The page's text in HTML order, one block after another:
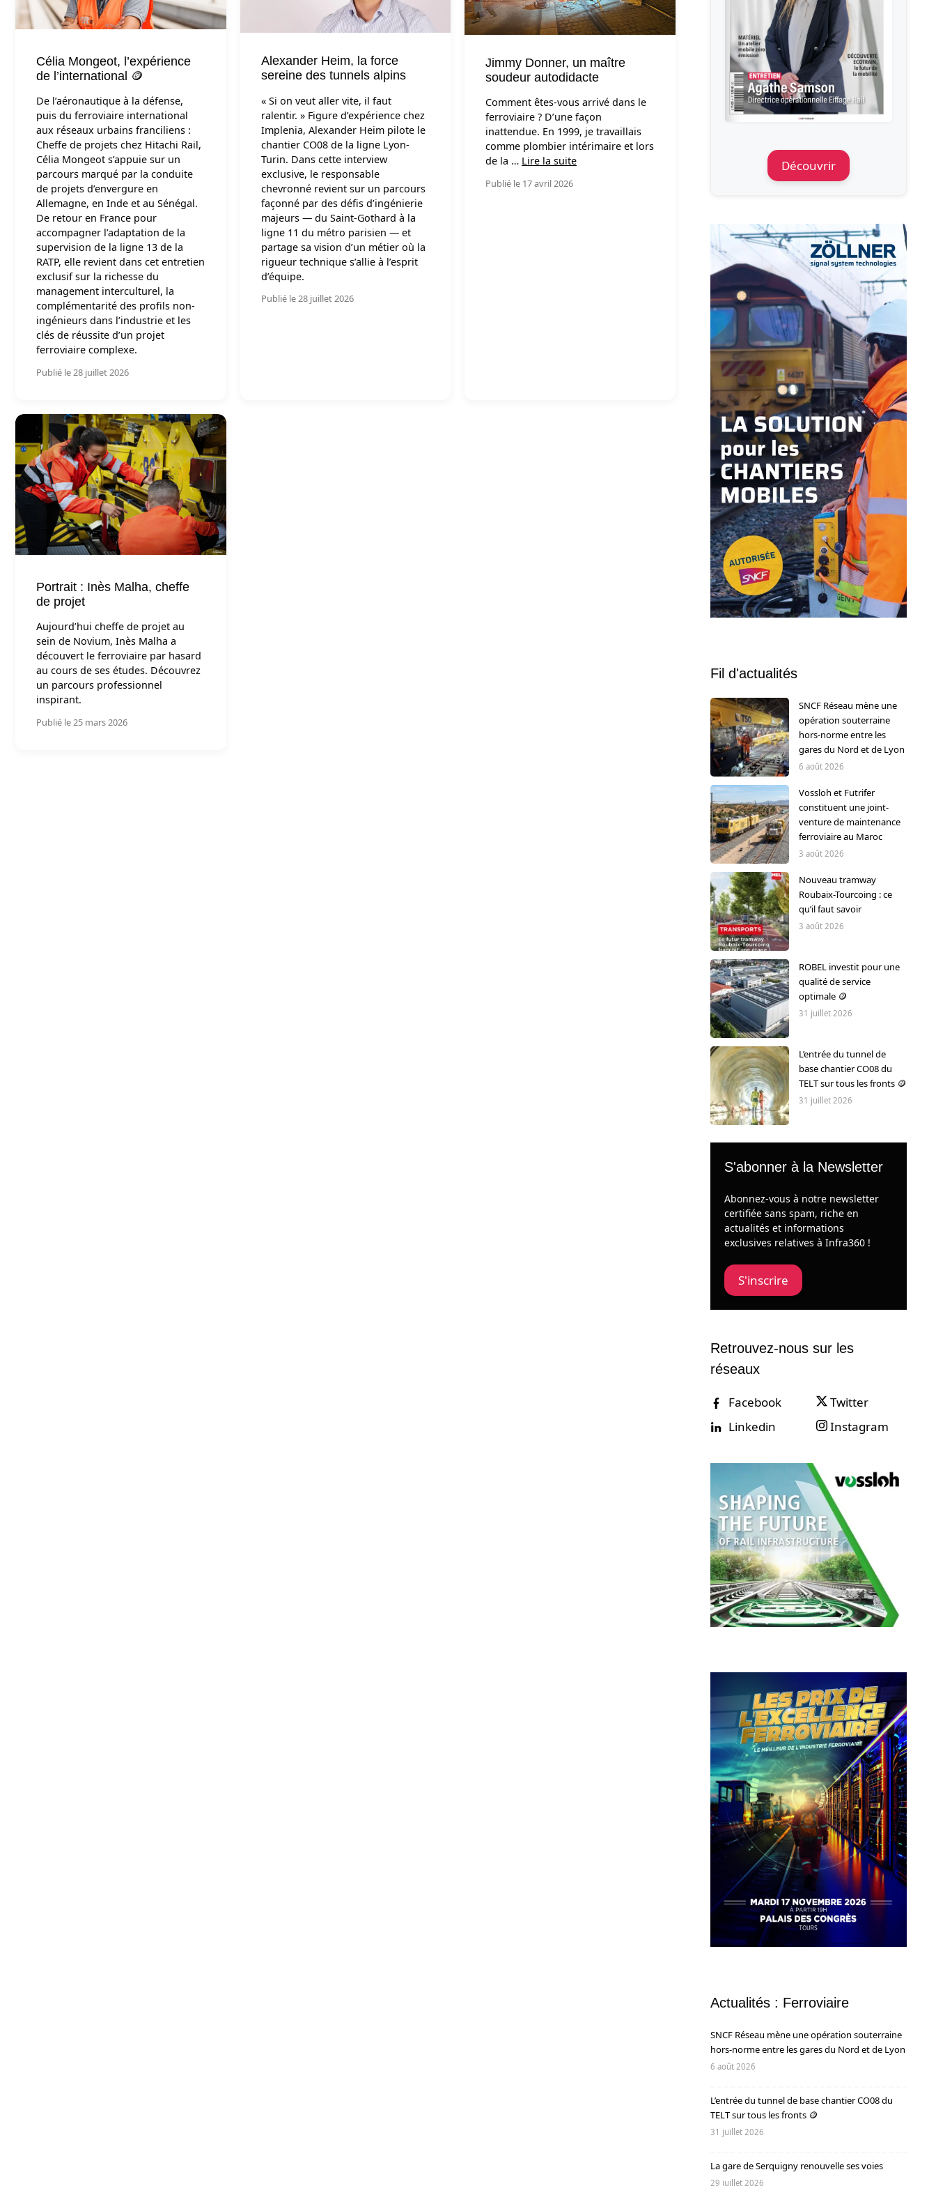
Célia Mongeot, l’expérience
de l’international 🪙
De l’aéronautique à la défense,
puis du ferroviaire international
aux réseaux urbains franciliens :
Cheffe de projets chez Hitachi Rail,
Célia Mongeot s’appuie sur un
parcours marqué par la conduite
de projets d’envergure en
Allemagne, en Inde et au Sénégal.
De retour en France pour
accompagner l’adaptation de la
supervision de la ligne 13 de la
RATP, elle revient dans cet entretien
exclusif sur la richesse du
management interculturel, la
complémentarité des profils non-
ingénieurs dans l’industrie et les
clés de réussite d’un projet
ferroviaire complexe.
Publié le 28 juillet 2026
Alexander Heim, la force
sereine des tunnels alpins
« Si on veut aller vite, il faut
ralentir. » Figure d’expérience chez
Implenia, Alexander Heim pilote le
chantier CO08 de la ligne Lyon-
Turin. Dans cette interview
exclusive, le responsable
chevronné revient sur un parcours
façonné par des défis d’ingénierie
majeurs — du Saint-Gothard à la
ligne 11 du métro parisien — et
partage sa vision d’un métier où la
rigueur technique s’allie à l’esprit
d’équipe.
Publié le 28 juillet 2026
Jimmy Donner, un maître
soudeur autodidacte
Comment êtes-vous arrivé dans le
ferroviaire ? D’une façon
inattendue. En 1999, je travaillais
comme plombier intérimaire et lors
de la … Lire la suite
Publié le 17 avril 2026
Portrait : Inès Malha, cheffe
de projet
Aujourd’hui cheffe de projet au
sein de Novium, Inès Malha a
découvert le ferroviaire par hasard
au cours de ses études. Découvrez
un parcours professionnel
inspirant.
Publié le 25 mars 2026
Découvrir
Fil d'actualités
SNCF Réseau mène une
opération souterraine
hors-norme entre les
gares du Nord et de Lyon
6 août 2026
Vossloh et Futrifer
constituent une joint-
venture de maintenance
ferroviaire au Maroc
3 août 2026
Nouveau tramway
Roubaix-Tourcoing : ce
qu’il faut savoir
3 août 2026
ROBEL investit pour une
qualité de service
optimale 🪙
31 juillet 2026
L’entrée du tunnel de
base chantier CO08 du
TELT sur tous les fronts 🪙
31 juillet 2026
S'abonner à la Newsletter
Abonnez-vous à notre newsletter
certifiée sans spam, riche en
actualités et informations
exclusives relatives à Infra360 !
S'inscrire
Retrouvez-nous sur les
réseaux
Facebook
Twitter
Linkedin
Instagram
Actualités : Ferroviaire
SNCF Réseau mène une opération souterraine
hors-norme entre les gares du Nord et de Lyon
6 août 2026
L’entrée du tunnel de base chantier CO08 du
TELT sur tous les fronts 🪙
31 juillet 2026
La gare de Serquigny renouvelle ses voies
29 juillet 2026